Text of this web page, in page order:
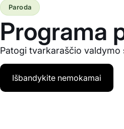
Programa
Patogi tvarkaraščio
Paroda
Išbandykite nemokamai